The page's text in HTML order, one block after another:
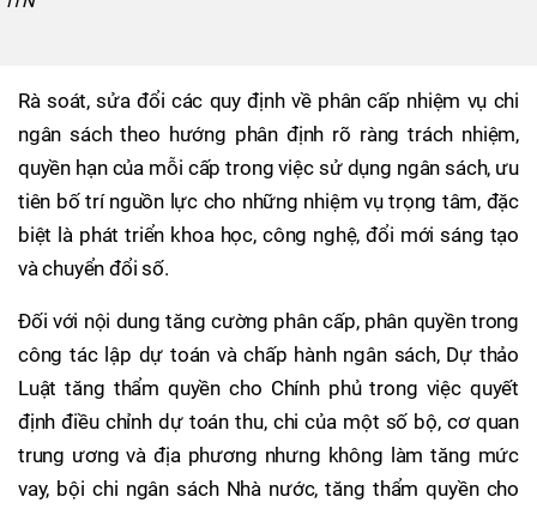
Rà soát, sửa đổi các quy định về phân cấp nhiệm vụ chi
ngân sách theo hướng phân định rõ ràng trách nhiệm,
quyền hạn của mỗi cấp trong việc sử dụng ngân sách, ưu
tiên bố trí nguồn lực cho những nhiệm vụ trọng tâm, đặc
biệt là phát triển khoa học, công nghệ, đổi mới sáng tạo
và chuyển đổi số.
Đối với nội dung tăng cường phân cấp, phân quyền trong
công tác lập dự toán và chấp hành ngân sách, Dự thảo
Luật tăng thẩm quyền cho Chính phủ trong việc quyết
định điều chỉnh dự toán thu, chi của một số bộ, cơ quan
trung ương và địa phương nhưng không làm tăng mức
vay, bội chi ngân sách Nhà nước, tăng thẩm quyền cho